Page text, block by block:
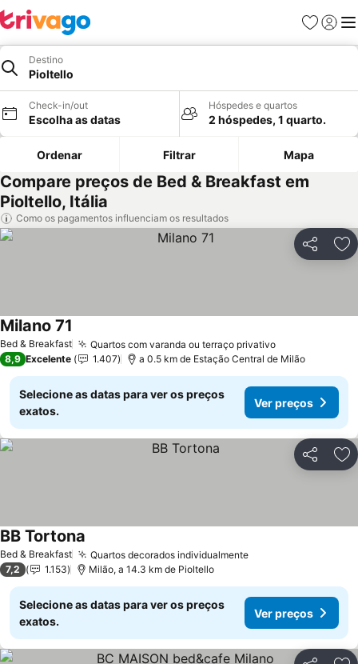
Favoritos
Iniciar
Destino
Pioltello
Check-in/out
Escolha as datas
Hóspedes e quartos
2 hóspedes, 1 quarto.
Ordenar Filtrar Mapa
Compare preços de Bed & Breakfast em
Pioltello, Itália
Como os pagamentos influenciam os resultados
Partilhar
Bed & Breakfast Quartos com varanda ou terraço privativoVer preços
Milano 71
8,9 Excelente 1.407 a 0.5 km de Estação Central de Milão
Selecione as datas para ver os preços
exatos.
Ver preços
Partilhar
Bed & Breakfast Quartos decorados individualmenteVer preços
BB Tortona
7,2 1.153 Milão, a 14.3 km de Pioltello
Selecione as datas para ver os preços
exatos.
Ver preços